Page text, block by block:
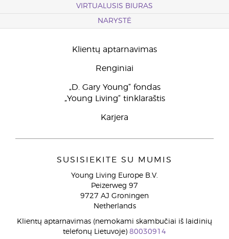
VIRTUALUSIS BIURAS
NARYSTĖ
Klientų aptarnavimas
Renginiai
„D. Gary Young“ fondas
„Young Living“ tinklaraštis
Karjera
SUSISIEKITE SU MUMIS
Young Living Europe B.V.
Peizerweg 97
9727 AJ Groningen
Netherlands
Klientų aptarnavimas (nemokami skambučiai iš laidinių
telefonų Lietuvoje) 80030914